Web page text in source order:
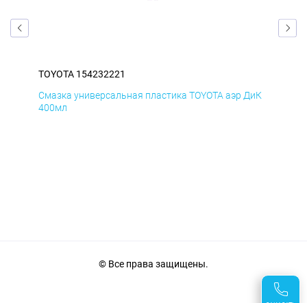
TOYOTA 154232221
Смазка универсальная пластика TOYOTA аэр ДиК
400мл
© Все права защищены.